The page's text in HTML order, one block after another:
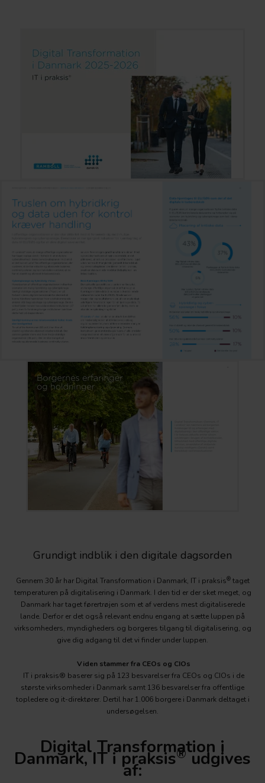
Grundigt indblik i den digitale dagsorden
Gennem 30 år har Digital Transformation i Danmark, IT i praksis®taget
temperaturen på digitalisering i Danmark. I den tid er der sket meget, og
Danmark har taget førertrøjen som et af verdens mest digitaliserede
lande. Derfor er det også relevant endnu engang at sætte luppen på
virksomheders, myndigheders og borgeres tilgang til digitalisering, og
give dig adgang til det vi finder under luppen.
Viden stammer fra CEOs og CIOs
IT i praksis® baserer sig på 123 besvarelser fra CEOs og CIOs i de
største virksomheder i Danmark samt 136 besvarelser fra offentlige
topledere og it-direktører. Dertil har 1.006 borgere i Danmark deltaget i
undersøgelsen.
Digital Transformation i
Danmark, IT i praksis®udgives
af: